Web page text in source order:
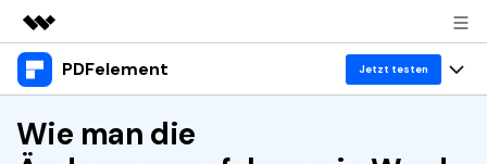
Top-Produkte
Dienstprogramme
Business
PDFelement Jetzt testen
Produkte
Wie man die